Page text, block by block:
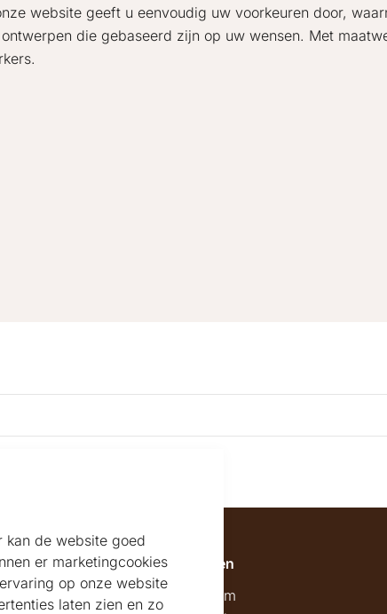
website geeft u eenvoudig uw voorkeuren door,
die gebaseerd zijn op uw wensen. Met
Algemeen
Showroom
kan de website goed
er marketingcookies
op onze website
laten zien en zo